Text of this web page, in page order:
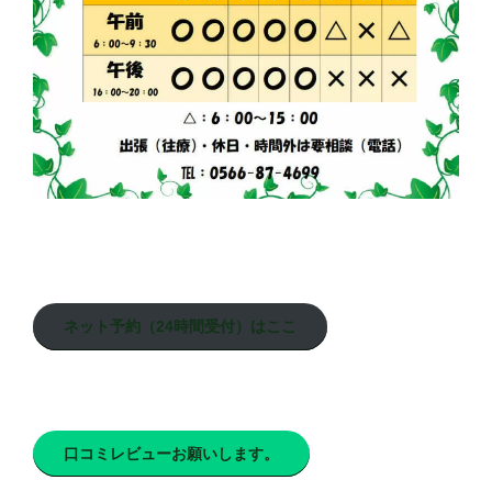
ネット予約（24時間受付）はここ
口コミレビューお願いします。